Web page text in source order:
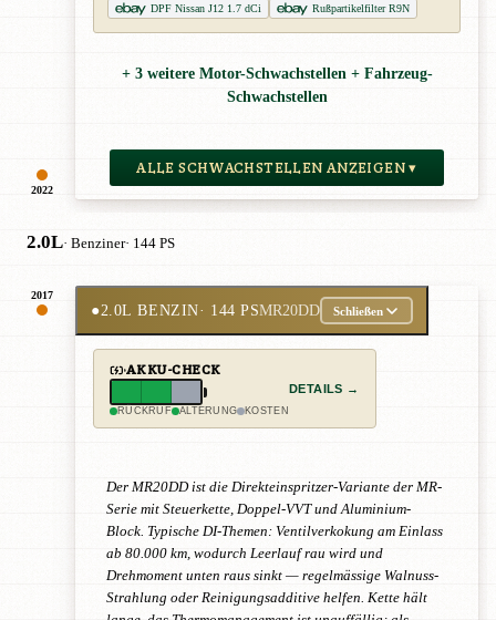
2022
DPF Nissan J12 1.7 dCi
Rußpartikelfilter R9N
+ 3 weitere Motor-Schwachstellen + Fahrzeug-
Schwachstellen
ALLE SCHWACHSTELLEN ANZEIGEN ▾
2.0L· Benziner· 144 PS
2017
●2.0L BENZIN· 144 PSMR20DD Schließen
AKKU-CHECK
RÜCKRUF ALTERUNG KOSTEN
DETAILS →
Der MR20DD ist die Direkteinspritzer-Variante der MR-
Serie mit Steuerkette, Doppel-VVT und Aluminium-
Block. Typische DI-Themen: Ventilverkokung am Einlass
ab 80.000 km, wodurch Leerlauf rau wird und
Drehmoment unten raus sinkt — regelmässige Walnuss-
Strahlung oder Reinigungsadditive helfen. Kette hält